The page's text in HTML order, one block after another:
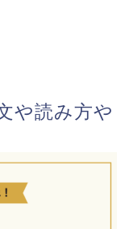
や読み方や